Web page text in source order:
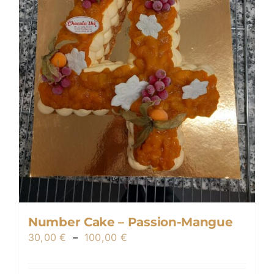
sur
la
page
du
produit
Number Cake – Passion-Mangue
30,00€ – 100,00 €Plage